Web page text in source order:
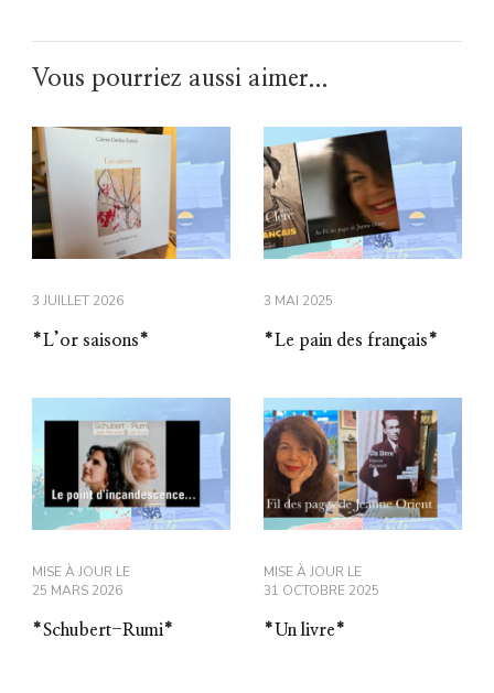
Vous pourriez aussi aimer...
3 JUILLET 2026
*L’or saisons*
3 MAI 2025
*Le pain des français*
MISE À JOUR LE
25 MARS 2026
*Schubert-Rumi*
MISE À JOUR LE
31 OCTOBRE 2025
*Un livre*